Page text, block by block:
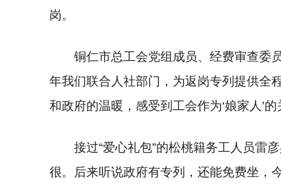
岗。
铜仁市总工会党组成员、经费审查委
年我们联合人社部门，为返岗专列提供全
和政府的温暖，感受到工会作为‘娘家人’的
接过“爱心礼包”的松桃籍务工人员雷
很。后来听说政府有专列，还能免费坐，